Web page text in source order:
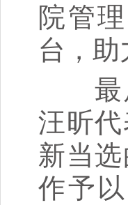
院管
台，
最后
汪昕
新当
作予